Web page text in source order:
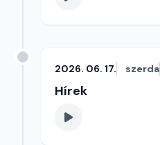
2026. 06. 17. szerda
Hírek